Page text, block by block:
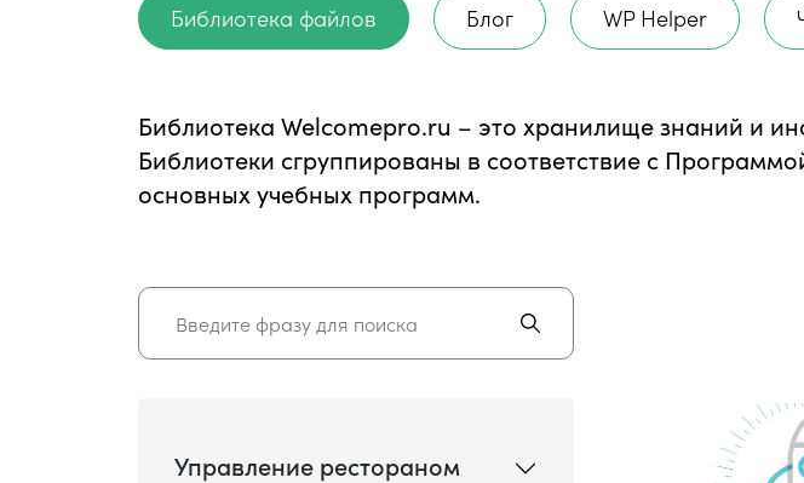
Библиотека файлов Блог WP Helper
Библиотека Welcomepro.ru – это хранилище знаний и
Библиотеки сгруппированы в соответствие с
основных учебных программ.
Управление рестораном